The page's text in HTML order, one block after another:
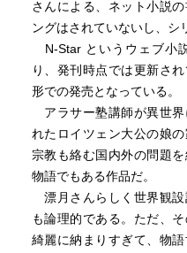
さんによる、ネット小説
ングはされていないし、シ
N-Star というウェブ小
り、発刊時点では更新さ
形での発売となっている。
アラサー塾講師が異世界
れたロイツェン大公の娘
宗教も絡む国内外の問題
物語でもある作品だ。
漂月さんらしく世界観
も論理的である。ただ、
綺麗に納まりすぎて、物